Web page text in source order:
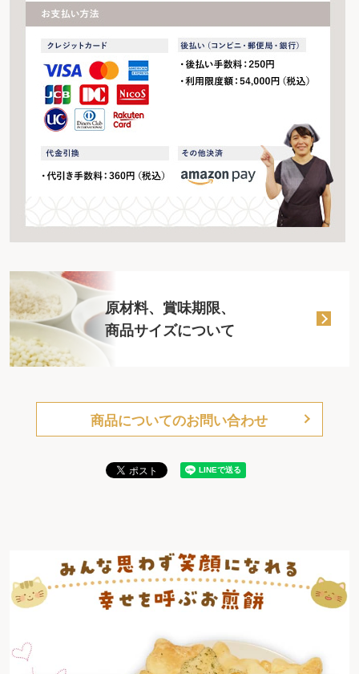
原材料、賞味期限、
商品サイズについて
商品についてのお問い合わせ